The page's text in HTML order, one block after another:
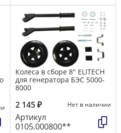
Колеса в сборе 8" ELITECH
для генератора БЭС 5000-
8000
2 145₽ Нет в наличии
Артикул
0105.000800**